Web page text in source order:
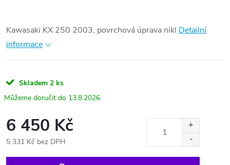
Kawasaki KX 250 2003, povrchová úprava nikl Detailní
informace
Skladem 2 ks
13.8.2026
6 450 Kč
5 331 Kč bez DPH